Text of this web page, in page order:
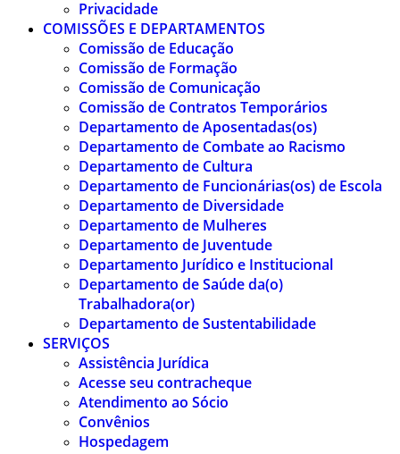
Privacidade
COMISSÕES E DEPARTAMENTOS
Comissão de Educação
Comissão de Formação
Comissão de Comunicação
Comissão de Contratos Temporários
Departamento de Aposentadas(os)
Departamento de Combate ao Racismo
Departamento de Cultura
Departamento de Funcionárias(os) de Escola
Departamento de Diversidade
Departamento de Mulheres
Departamento de Juventude
Departamento Jurídico e Institucional
Departamento de Saúde da(o)
Trabalhadora(or)
Departamento de Sustentabilidade
SERVIÇOS
Assistência Jurídica
Acesse seu contracheque
Atendimento ao Sócio
Convênios
Hospedagem